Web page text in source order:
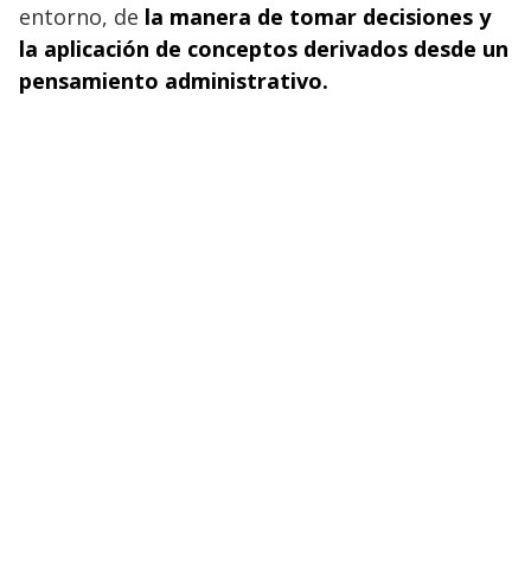
entorno, de la manera de tomar decisiones y
la aplicación de conceptos derivados desde un
pensamiento administrativo.